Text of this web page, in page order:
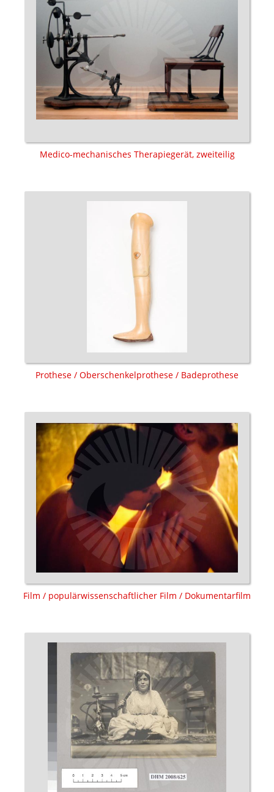
Medico-mechanisches Therapiegerät, zweiteilig
Prothese / Oberschenkelprothese / Badeprothese
Film / populärwissenschaftlicher Film / Dokumentarfilm